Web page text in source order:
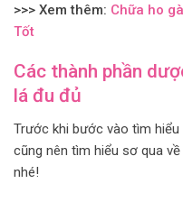
>>> Xem thêm: Chữa ho
Tốt
Các thành phần
lá đu đủ
Trước khi bước vào tìm
cũng nên tìm hiểu sơ qua
nhé!